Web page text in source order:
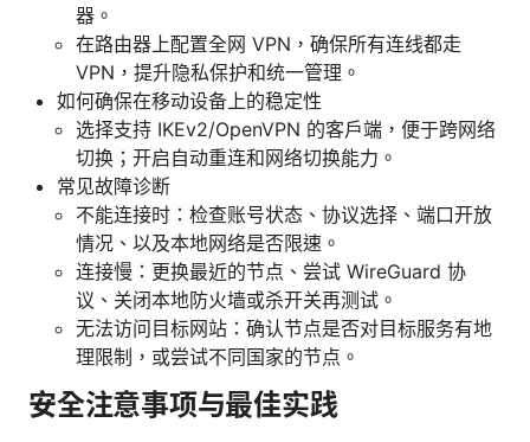
器。
在路由器上配置全网 VPN，确保所有连线都走
VPN，提升隐私保护和统一管理。
如何确保在移动设备上的稳定性
选择支持 IKEv2/OpenVPN 的客户端，便于跨网络
切换；开启自动重连和网络切换能力。
常见故障诊断
不能连接时：检查账号状态、协议选择、端口开放
情况、以及本地网络是否限速。
连接慢：更换最近的节点、尝试 WireGuard 协
议、关闭本地防火墙或杀开关再测试。
无法访问目标网站：确认节点是否对目标服务有地
理限制，或尝试不同国家的节点。
安全注意事项与最佳实践